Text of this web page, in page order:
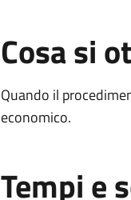
Cosa si
Quando il
economico.
Tempi e